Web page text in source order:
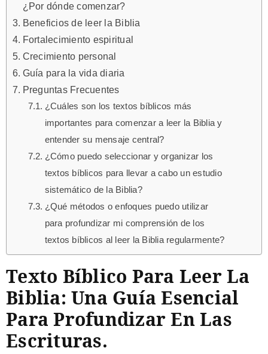
¿Por dónde comenzar?
Beneficios de leer la Biblia
Fortalecimiento espiritual
Crecimiento personal
Guía para la vida diaria
Preguntas Frecuentes
¿Cuáles son los textos bíblicos más
importantes para comenzar a leer la Biblia y
entender su mensaje central?
¿Cómo puedo seleccionar y organizar los
textos bíblicos para llevar a cabo un estudio
sistemático de la Biblia?
¿Qué métodos o enfoques puedo utilizar
para profundizar mi comprensión de los
textos bíblicos al leer la Biblia regularmente?
Texto Bíblico Para Leer La
Biblia: Una Guía Esencial
Para Profundizar En Las
Escrituras.